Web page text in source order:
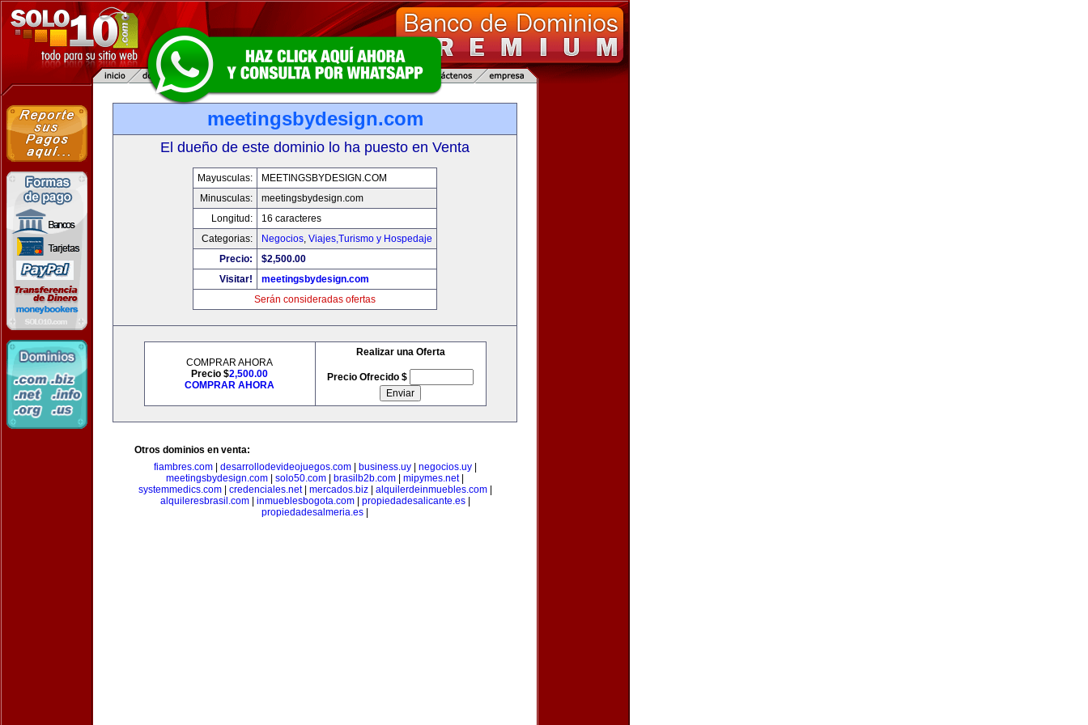
meetingsbydesign.com
El dueño de este dominio lo ha puesto en Venta
Mayusculas:
MEETINGSBYDESIGN.COM
Minusculas:
meetingsbydesign.com
Longitud:
16 caracteres
Categorias:
Negocios, Viajes,Turismo y Hospedaje
Precio:
$2,500.00
Visitar!
meetingsbydesign.com
Serán consideradas ofertas
COMPRAR AHORA
Precio $2,500.00
COMPRAR AHORA
Realizar una Oferta
Precio Ofrecido $
Otros dominios en venta:
fiambres.com| desarrollodevideojuegos.com| business.uy| negocios.uy|
meetingsbydesign.com
solo50.com brasilb2b.com mipymes.net|
systemmedics.com| credenciales.net| mercados.biz| alquilerdeinmuebles.com|
alquileresbrasil.com| inmueblesbogota.com| propiedadesalicante.es|
propiedadesalmeria.es